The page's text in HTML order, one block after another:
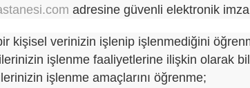
adresine güvenli elektronik
kişisel verinizin işlenip işlenmediğini
işlenme faaliyetlerine ilişkin olarak
işlenme amaçlarını öğrenme;